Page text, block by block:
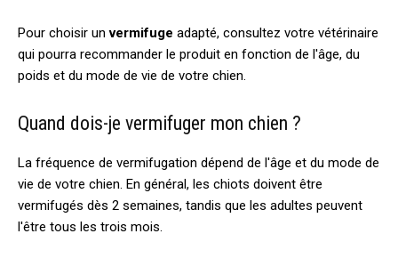
Pour choisir unvermifuge adapté, consultez votre vétérinaire
qui pourra recommander le produit en fonction de l'âge, du
poids et du mode de vie de votre chien.
Quand dois-je vermifuger mon chien ?
La fréquence de vermifugation dépend de l'âge et du mode de
vie de votre chien. En général, les chiots doivent être
vermifugés dès 2 semaines, tandis que les adultes peuvent
l'être tous les trois mois.